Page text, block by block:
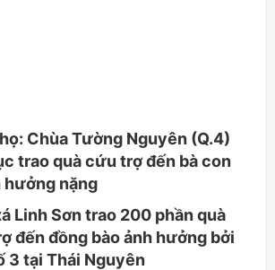
Chùa Tường Nguyên (Q.4)
trao quà cứu trợ đến bà con
hưởng nặng
Linh Sơn trao 200 phần quà
đến đồng bào ảnh hưởng bởi
3 tại Thái Nguyên